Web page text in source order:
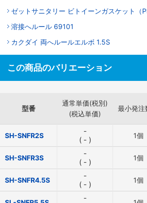
ゼットサニタリー ビトイーンガスケット（
溶接へルール 69101
カクダイ 両へルールエルボ 1.5S
この商品のバリエーション
型番
通常単価(税別)
(税込単価)
最小発注
SH-SNFR2S
-
( - ) 1個
SH-SNFR3S
-
( - ) 1個
SH-SNFR4.5S
-
( - ) 1個
-